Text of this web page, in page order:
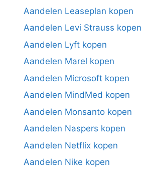
Aandelen Leaseplan kopen
Aandelen Levi Strauss kopen
Aandelen Lyft kopen
Aandelen Marel kopen
Aandelen Microsoft kopen
Aandelen MindMed kopen
Aandelen Monsanto kopen
Aandelen Naspers kopen
Aandelen Netflix kopen
Aandelen Nike kopen